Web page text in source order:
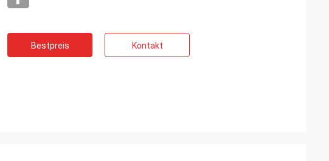
Bestpreis Kontakt